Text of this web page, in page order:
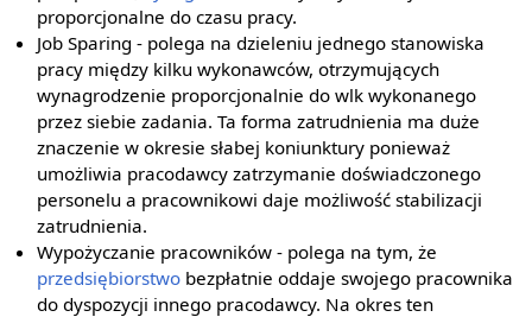
proporcjonalne do czasu pracy.
Job Sparing - polega na dzieleniu jednego stanowiska
pracy między kilku wykonawców, otrzymujących
wynagrodzenie proporcjonalnie do wlk wykonanego
przez siebie zadania. Ta forma zatrudnienia ma duże
znaczenie w okresie słabej koniunktury ponieważ
umożliwia pracodawcy zatrzymanie doświadczonego
personelu a pracownikowi daje możliwość stabilizacji
zatrudnienia.
Wypożyczanie pracowników - polega na tym, że
przedsiębiorstwo bezpłatnie oddaje swojego pracownika
do dyspozycji innego pracodawcy. Na okres ten